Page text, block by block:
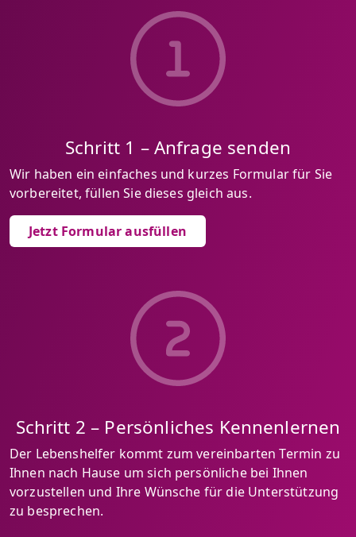
Schritt 1 – Anfrage senden
Wir haben ein einfaches und kurzes Formular für Sie
vorbereitet, füllen Sie dieses gleich aus.
Jetzt Formular ausfüllen
Schritt 2 – Persönliches Kennenlernen
Der Lebenshelfer kommt zum vereinbarten Termin zu
Ihnen nach Hause um sich persönliche bei Ihnen
vorzustellen und Ihre Wünsche für die Unterstützung
zu besprechen.